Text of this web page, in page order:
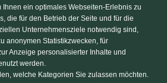
Bauen.de
Fertighaus.de
ein optimales Webseiten-Erlebnis zu
die für den Betrieb der Seite und für die
Unternehmensziele notwendig sind,
anonymen Statistikzwecken, für
Anzeige personalisierter Inhalte und
werden.
welche Kategorien Sie zulassen möchten.